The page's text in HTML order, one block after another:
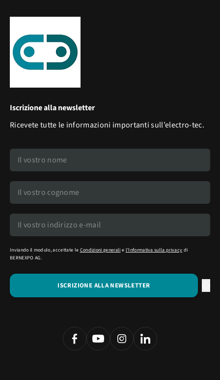
Iscrizione alla newsletter
Ricevete tutte le informazioni importanti sull’electro-tec.
Inviando il modulo, accettate le Condizioni generali e l'Informativa sulla privacy di
BERNEXPO AG.